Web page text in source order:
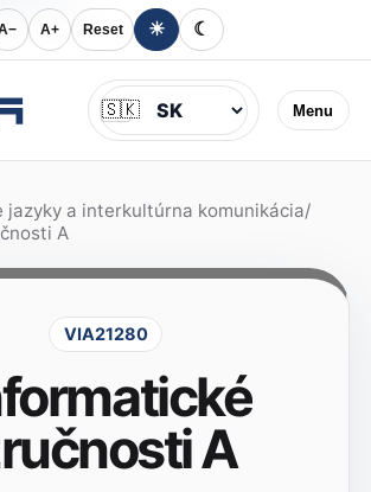
A+ Reset ☀ ☾
Menu
Jazyk
🇸🇰
jazyky a interkultúrna komunikácia/
A
VIA21280
A